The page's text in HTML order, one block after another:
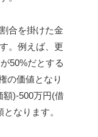
合を掛けた金
。例えば、更
50%だとする
の価値となり
額)-500万円(借
なります。